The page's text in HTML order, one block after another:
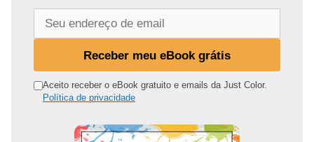
n
Receber meu eBook grátis
Aceito receber o eBook gratuito e emails da Just Color.
Política de privacidade